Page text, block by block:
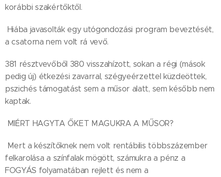
korábbi szakértőktől.
Hiába javasolták egy utógondozási program beveztését,
a csatorna nem volt rá vevő.
381 résztvevőből 380 visszahízott, sokan a régi (mások
pedig új) étkezési zavarral, szégyeérzettel küzdeöttek,
pszichés támogatást sem a műsor alatt, sem később nem
kaptak.
MIÉRT HAGYTA ŐKET MAGUKRA A MŰSOR?
Mert a készítőknek nem volt rentábilis többszázember
felkarolása a színfalak mögött, számukra a pénz a
FOGYÁS folyamatában rejlett és nem a